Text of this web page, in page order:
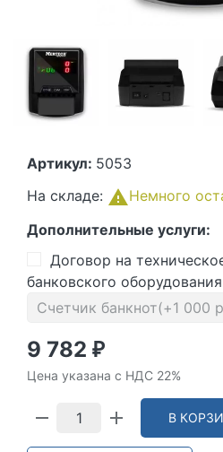
Артикул: 5053
На складе:
Немного
Дополнительные услуги:
Договор на
банковского оборудования
9 782 ₽
Цена указана с НДС 22%
В